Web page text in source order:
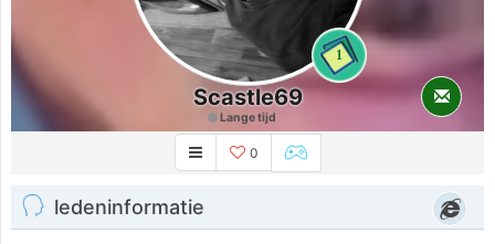
1
Scastle69
Lange tijd
0
ledeninformatie